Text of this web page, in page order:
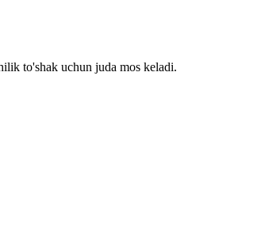
to'shak uchun juda mos keladi.